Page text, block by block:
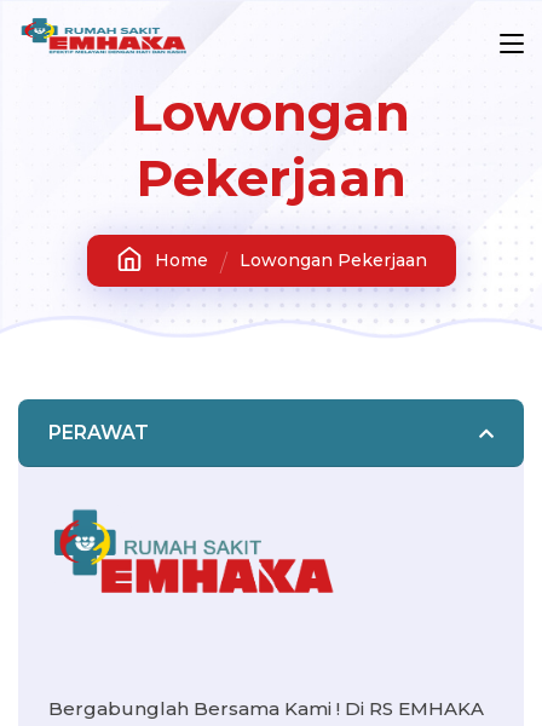
Lowongan
Pekerjaan
Home Lowongan Pekerjaan
PERAWAT
Bergabunglah Bersama Kami ! Di RS EMHAKA